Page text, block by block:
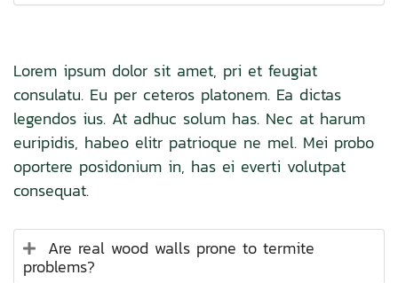
Lorem ipsum dolor sit amet, pri et feugiat
consulatu. Eu per ceteros platonem. Ea dictas
legendos ius. At adhuc solum has. Nec at harum
euripidis, habeo elitr patrioque ne mel. Mei probo
oportere posidonium in, has ei everti volutpat
consequat.
Are real wood walls prone to termite
problems?